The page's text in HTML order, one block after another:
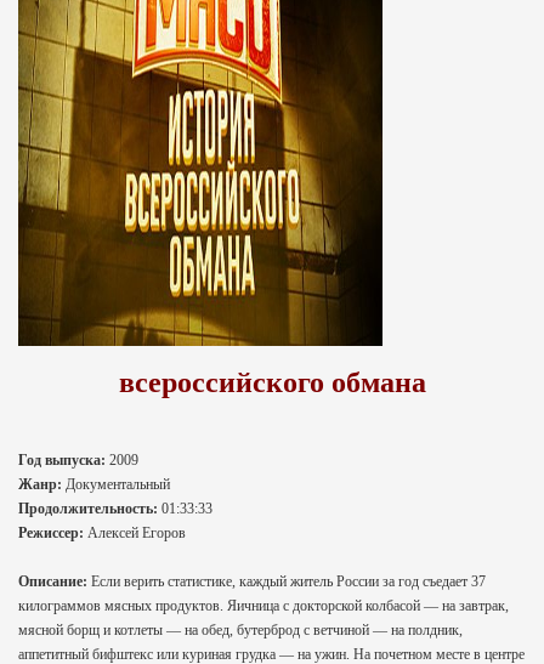
всероссийского обмана
Год выпуска: 2009
Жанр: Документальный
Продолжительность: 01:33:33
Режиссер: Алексей Егоров
Описание: Если верить статистике, каждый житель России за год съедает 37
килограммов мясных продуктов. Яичница с докторской колбасой — на завтрак,
мясной борщ и котлеты — на обед, бутерброд с ветчиной — на полдник,
аппетитный бифштекс или куриная грудка — на ужин. На почетном месте в центре